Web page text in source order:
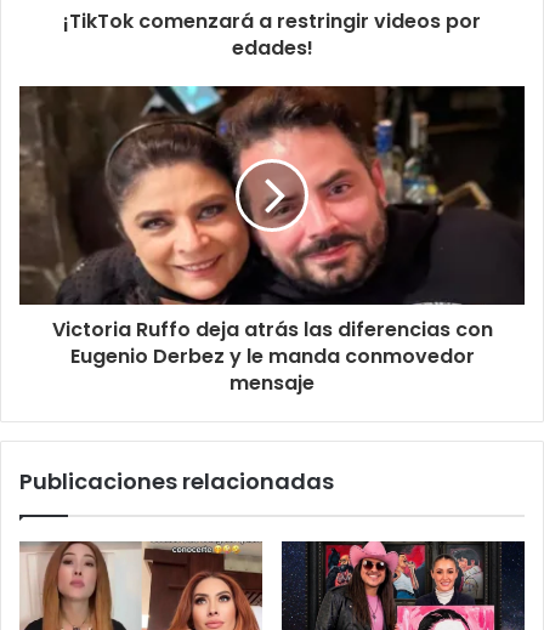
¡TikTok comenzará a restringir videos por
edades!
Victoria Ruffo deja atrás las diferencias con
Eugenio Derbez y le manda conmovedor
mensaje
Publicaciones relacionadas